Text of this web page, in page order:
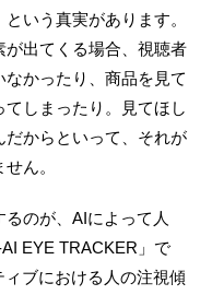
いう真実があります。
出てくる場合、視聴者
かったり、商品を見て
しまったり。見てほし
からといって、それが
ん。
のが、AIによって人
EYE TRACKER」で
ブにおける人の注視傾